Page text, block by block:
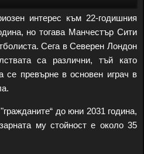
интерес към 22-годишния
но тогава Манчестър Сити
Сега в Северен Лондон
са различни, тъй като
се превърне в основен играч в
до юни 2031 година,
му стойност е около 35